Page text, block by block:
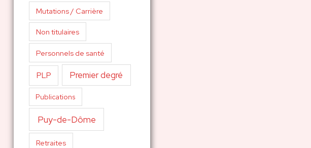
Mutations / Carrière
Non titulaires
Personnels de santé
PLP Premier degré
Publications
Puy-de-Dôme
Retraites